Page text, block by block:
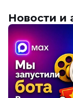
Новости и